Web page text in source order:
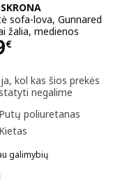
tamsiai pilka
sofa-lova, Gunnared
žalia, medienos
€ 719€
kol kas šios prekės
negalime
Putų poliuretanas
Kietas
galimybių
LANDSKRONA,